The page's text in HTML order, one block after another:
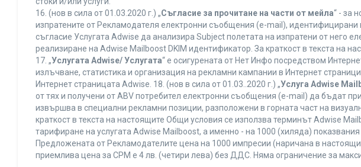
16. (нов в сила от 01.03.2020 г.) „Съгласие за прочитане на части от мейла“ - за
изпратените от Рекламодателя електронни съобщения (e-mail),
съгласие Услугата Adwise да анализира Subject полетата на изпратени от
реализиране на Adwise Mailboost DKIM идентификатор. За краткост в текста на
17. „Услугата Adwise/ Услугата“ е осигурената от Нет Инфо посредством
излъчване, статистика и организация на рекламни кампании в Интернет
Интернет страницата Adwise. 18. (нов в сила от 01.03..2020 г.) „Услуга Adwise
от тях и получени от ABV потребител електронни съобщения (e-mail) да бъдат
извършва в специални рекламни позиции, разположени в горната част на
краткост в текста на настоящите Общи условия се използва терминът Adwise
тарифиране на услугата Adwise Mailboost, а именно - на 1000 (хиляда)
Предложената от Рекламодателите цена на 1000 импресии (наричана в
приемлива цена за CPM е 4 лв. (четири лева) без ДДС. Няма ограничение за